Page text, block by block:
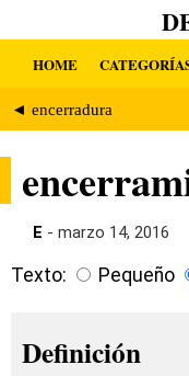
HOME
◄ encerradura
E - marzo 14, 2016
Texto: Pequeño
Definición